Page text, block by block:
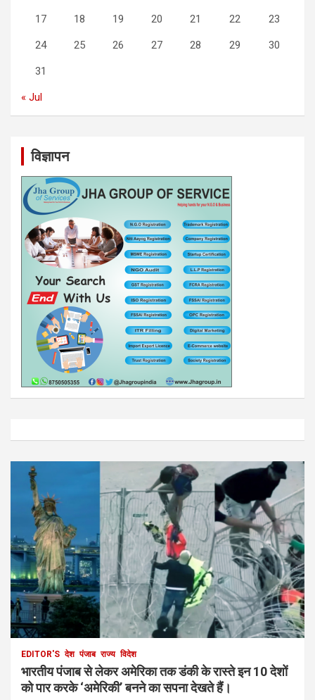
17 18 19 20 21 22 23
24 25 26 27 28 29 30
31
« Jul
विज्ञापन
EDITOR'S देश पंजाब राज्य विदेश
भारतीय पंजाब से लेकर अमेरिका तक डंकी के रास्ते इन 10 देशों
को पार करके ‘अमेरिकी’ बनने का सपना देखते हैं।